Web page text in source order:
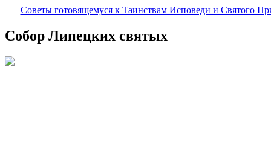
Советы готовящемуся к Таинствам Исповеди и Святого
Собор Липецких святых